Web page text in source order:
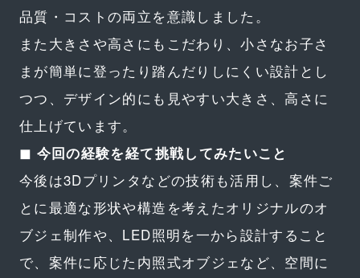
品質・コストの両立を意識しました。
また大きさや高さにもこだわり、小さなお子さ
まが簡単に登ったり踏んだりしにくい設計とし
つつ、デザイン的にも見やすい大きさ、高さに
仕上げています。
◼︎ 今回の経験を経て挑戦してみたいこと
今後は3Dプリンタなどの技術も活用し、案件ご
とに最適な形状や構造を考えたオリジナルのオ
ブジェ制作や、LED照明を一から設計すること
で、案件に応じた内照式オブジェなど、空間に